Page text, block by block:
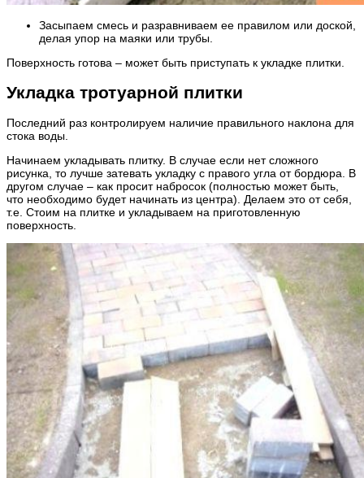
Засыпаем смесь и разравниваем ее правилом или доской,
делая упор на маяки или трубы.
Поверхность готова – может быть приступать к укладке плитки.
Укладка тротуарной плитки
Последний раз контролируем наличие правильного наклона для
стока воды.
Начинаем укладывать плитку. В случае если нет сложного
рисунка, то лучше затевать укладку с правого угла от бордюра. В
другом случае – как просит набросок (полностью может быть,
что необходимо будет начинать из центра). Делаем это от себя,
т.е. Стоим на плитке и укладываем на приготовленную
поверхность.